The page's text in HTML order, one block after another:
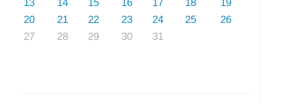
13
14 15 16 17 18
19
20
21 22 23 24 25
26
27
28 29 30 31